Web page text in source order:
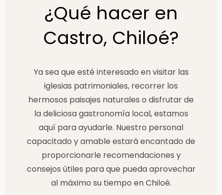
¿Qué hacer en
Castro, Chiloé?
Ya sea que esté interesado en visitar las
iglesias patrimoniales, recorrer los
hermosos paisajes naturales o disfrutar de
la deliciosa gastronomía local, estamos
aquí para ayudarle. Nuestro personal
capacitado y amable estará encantado de
proporcionarle recomendaciones y
consejos útiles para que pueda aprovechar
al máximo su tiempo en Chiloé.